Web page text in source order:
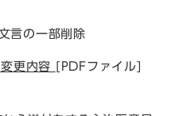
言の一部削除
更内容 [PDFファイル]